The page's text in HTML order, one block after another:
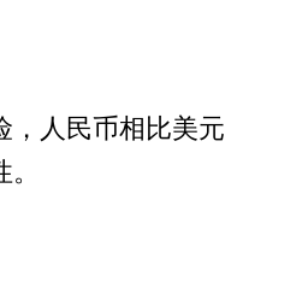
人民币相比美元